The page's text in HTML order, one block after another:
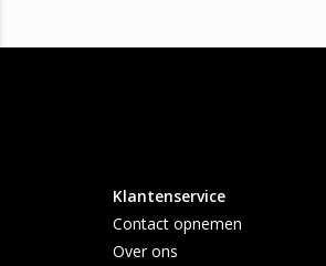
Klantenservice
Contact opnemen
Over ons